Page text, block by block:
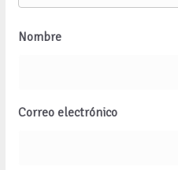
Nombre
Correo electrónico